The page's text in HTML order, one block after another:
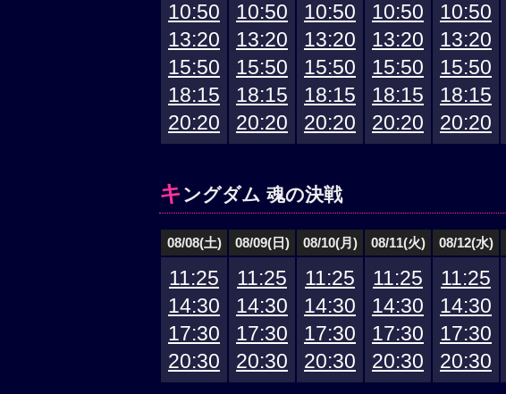
10:50
13:20
15:50
18:15
20:20
10:50
13:20
15:50
18:15
20:20
10:50
13:20
15:50
18:15
20:20
10:50
13:20
15:50
18:15
20:20
10:50
13:20
15:50
18:15
20:20
キ ングダム 魂の決戦
08/08(土) 08/09(日) 08/10(月) 08/11(火) 08/12(水)
11:25
14:30
17:30
20:30
11:25
14:30
17:30
20:30
11:25
14:30
17:30
20:30
11:25
14:30
17:30
20:30
11:25
14:30
17:30
20:30